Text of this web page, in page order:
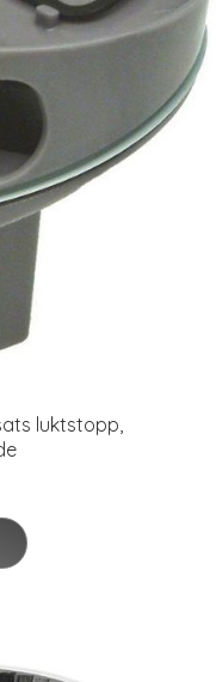
luktstopp,